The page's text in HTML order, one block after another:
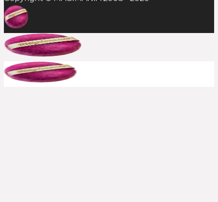
In der Regel ist das Einlösen mehrerer
Rabattcodes auf einen Einkauf nicht möglich,
aber man sollte es stets probieren. Die
Kombination aus Rabattcode und Gratis-
Zugabe(n) gelingt durchaus mal, insofern alle
anderen Bedingungen erfüllt sind.
Bereits reduzierte Produkte sind meist von